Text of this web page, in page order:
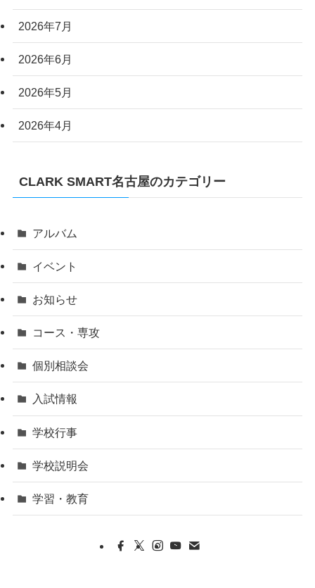
2026年7月
2026年6月
2026年5月
2026年4月
CLARK SMART名古屋のカテゴリー
アルバム
イベント
お知らせ
コース・専攻
個別相談会
入試情報
学校行事
学校説明会
学習・教育